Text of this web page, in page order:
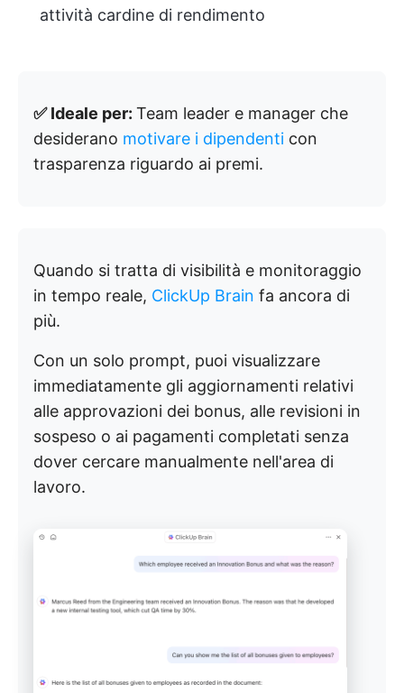
attività cardine di rendimento
✅ Ideale per: Team leader e manager che
desiderano motivare i dipendenti con
trasparenza riguardo ai premi.
Quando si tratta di visibilità e monitoraggio
in tempo reale, ClickUp Brain fa ancora di
più.
Con un solo prompt, puoi visualizzare
immediatamente gli aggiornamenti relativi
alle approvazioni dei bonus, alle revisioni in
sospeso o ai pagamenti completati senza
dover cercare manualmente nell'area di
lavoro.